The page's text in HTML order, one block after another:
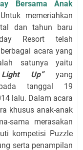
Bersama Anak
memeriahkan
dan tahun baru
Resort telah
acara yang
satunya yaitu
Light Up”yang
tanggal 19
lalu. Dalam acara
khusus anak-anak
sama merasakan
kompetisi Puzzle
serta penampilan